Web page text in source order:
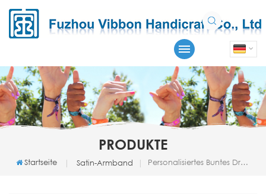
PRODUKTE
Startseite | Satin-Armband | Personalisiertes Buntes Drucksatin-Armband